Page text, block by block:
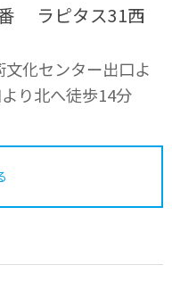
ラピタス31西
化センター出口よ
り北へ徒歩14分